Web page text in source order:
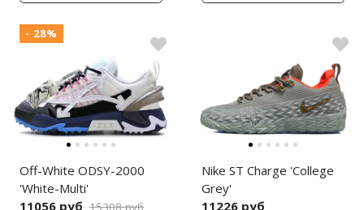
- 28%
Off-White ODSY-2000
'White-Multi'
11056 руб 15308 руб
Nike ST Charge 'College
Grey'
11226 руб